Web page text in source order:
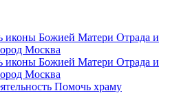
Помочь храму